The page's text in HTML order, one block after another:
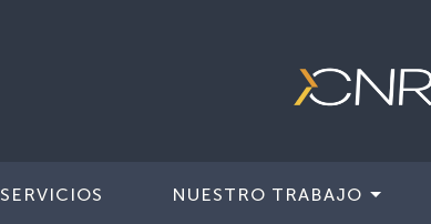
SERVICIOS NUESTRO TRABAJO